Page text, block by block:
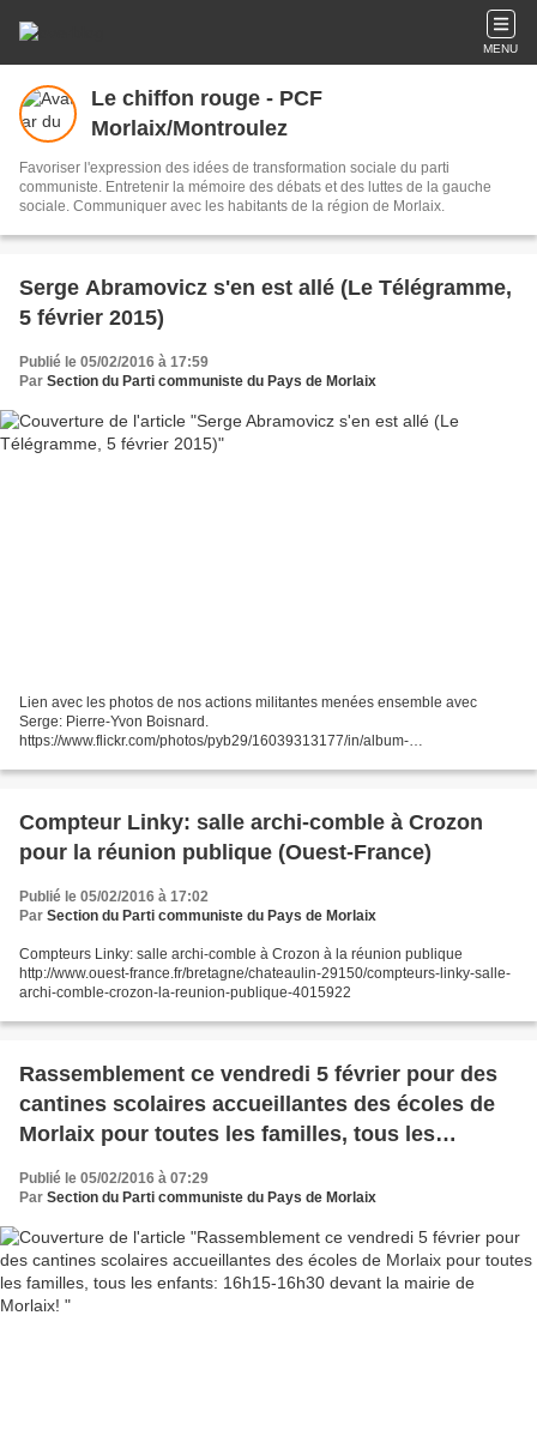
MENU
Le chiffon rouge - PCF
Morlaix/Montroulez
Favoriser l'expression des idées de transformation sociale du parti
communiste. Entretenir la mémoire des débats et des luttes de la gauche
sociale. Communiquer avec les habitants de la région de Morlaix.
Serge Abramovicz s'en est allé (Le Télégramme,
5 février 2015)
Publié le 05/02/2016 à 17:59
Par Section du Parti communiste du Pays de Morlaix
Lien avec les photos de nos actions militantes menées ensemble avec
Serge: Pierre-Yvon Boisnard.
https://www.flickr.com/photos/pyb29/16039313177/in/album-
https://www.flickr.com/photos/pyb29/8986807018/in/album-
https://www.flickr.com/photos/pyb29/18152306955/in/album-
72157653122754718/...
Compteur Linky: salle archi-comble à Crozon
pour la réunion publique (Ouest-France)
Publié le 05/02/2016 à 17:02
Par Section du Parti communiste du Pays de Morlaix
Compteurs Linky: salle archi-comble à Crozon à la réunion publique
http://www.ouest-france.fr/bretagne/chateaulin-29150/compteurs-linky-salle-
archi-comble-crozon-la-reunion-publique-4015922
Rassemblement ce vendredi 5 février pour des
cantines scolaires accueillantes des écoles de
Morlaix pour toutes les familles, tous les
Morlaix!
Publié le 05/02/2016 à 07:29
Par Section du Parti communiste du Pays de Morlaix